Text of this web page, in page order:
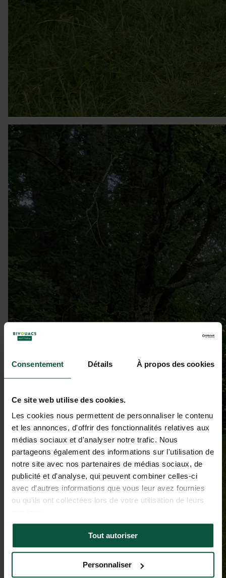
Consentement Détails À propos des cookies
Ce site web utilise des cookies.
Les cookies nous permettent de personnaliser le contenu
et les annonces, d'offrir des fonctionnalités relatives aux
médias sociaux et d'analyser notre trafic. Nous
partageons également des informations sur l'utilisation de
notre site avec nos partenaires de médias sociaux, de
publicité et d'analyse, qui peuvent combiner celles-ci
avec d'autres informations que vous leur avez fournies
ou qu'ils ont collectées lors de votre utilisation de leurs
Tout autoriser
Personnaliser